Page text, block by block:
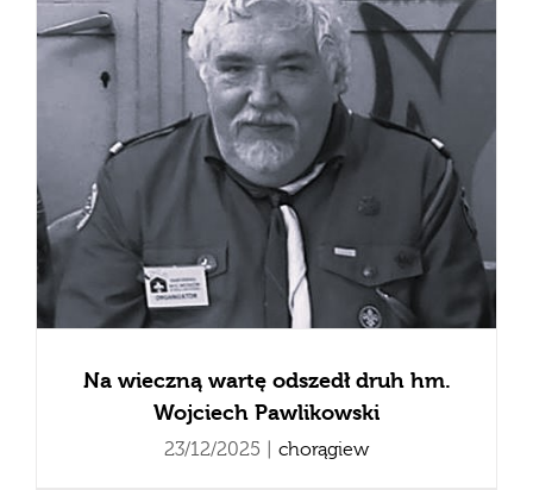
Na wieczną wartę odszedł druh hm.
Wojciech Pawlikowski
23/12/2025 chorągiew